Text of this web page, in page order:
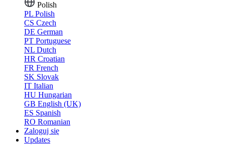
Polish
PL Polish
CS Czech
DE German
PT Portuguese
NL Dutch
HR Croatian
FR French
SK Slovak
IT Italian
HU Hungarian
GB English (UK)
ES Spanish
RO Romanian
Zaloguj się
Updates